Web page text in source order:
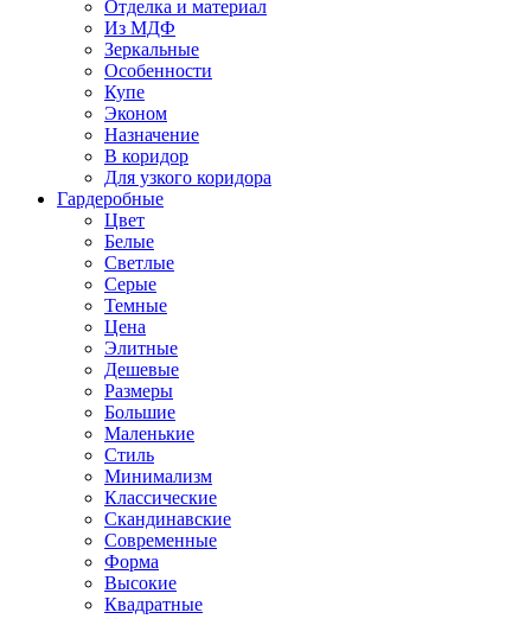
Отделка и материал
Из МДФ
Зеркальные
Особенности
Купе
Эконом
Назначение
В коридор
Для узкого коридора
Гардеробные
Цвет
Белые
Светлые
Серые
Темные
Цена
Элитные
Дешевые
Размеры
Большие
Маленькие
Стиль
Минимализм
Классические
Скандинавские
Современные
Форма
Высокие
Квадратные